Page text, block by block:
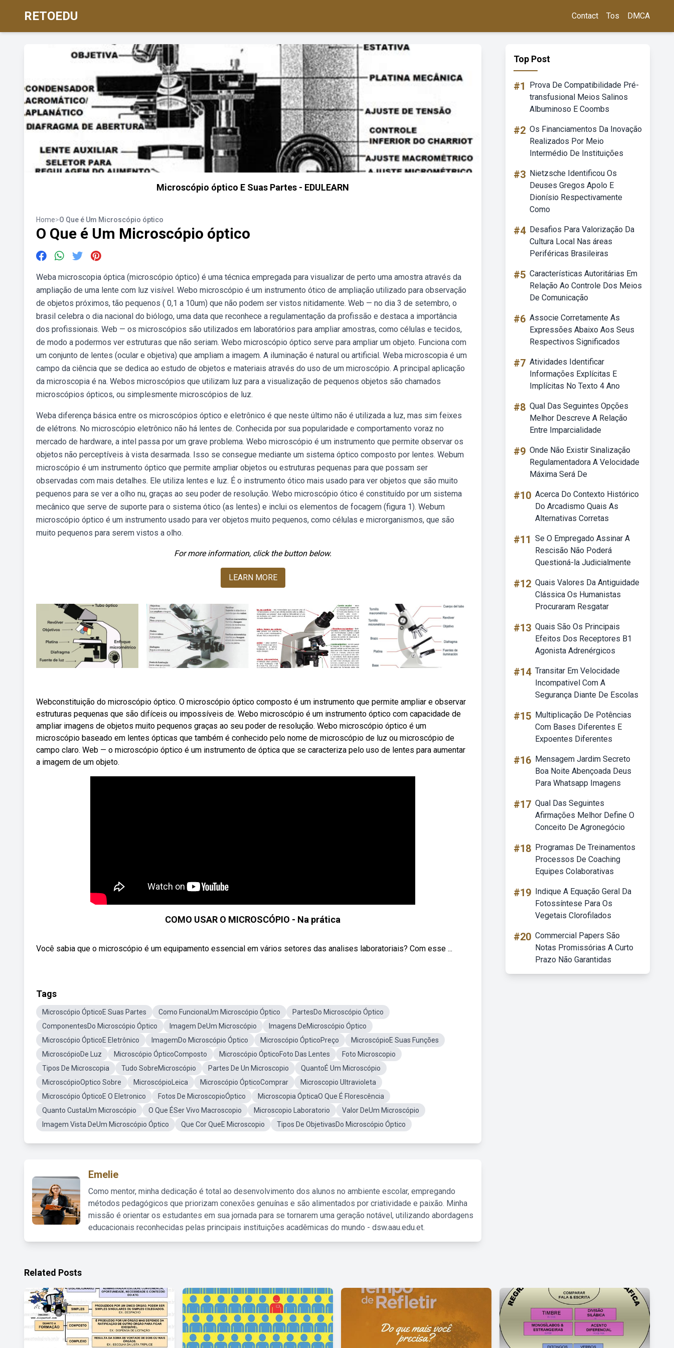
RETOEDU Contact Tos DMCA
Microscópio óptico E Suas Partes - EDULEARN
Home>O Que é Um Microscópio óptico
O Que é Um Microscópio óptico
Weba microscopia óptica (microscópio óptico) é uma técnica empregada para visualizar de perto uma amostra através da
ampliação de uma lente com luz visível. Webo microscópio é um instrumento ótico de ampliação utilizado para observação
de objetos próximos, tão pequenos ( 0,1 a 10um) que não podem ser vistos nitidamente. Web — no dia 3 de setembro, o
brasil celebra o dia nacional do biólogo, uma data que reconhece a regulamentação da profissão e destaca a importância
dos profissionais. Web — os microscópios são utilizados em laboratórios para ampliar amostras, como células e tecidos,
de modo a podermos ver estruturas que não seriam. Webo microscópio óptico serve para ampliar um objeto. Funciona com
um conjunto de lentes (ocular e objetiva) que ampliam a imagem. A iluminação é natural ou artificial. Weba microscopia é um
campo da ciência que se dedica ao estudo de objetos e materiais através do uso de um microscópio. A principal aplicação
da microscopia é na. Webos microscópios que utilizam luz para a visualização de pequenos objetos são chamados
microscópios ópticos, ou simplesmente microscópios de luz.
Weba diferença básica entre os microscópios óptico e eletrônico é que neste último não é utilizada a luz, mas sim feixes
de elétrons. No microscópio eletrônico não há lentes de. Conhecida por sua popularidade e comportamento voraz no
mercado de hardware, a intel passa por um grave problema. Webo microscópio é um instrumento que permite observar os
objetos não perceptíveis à vista desarmada. Isso se consegue mediante um sistema óptico composto por lentes. Webum
microscópio é um instrumento óptico que permite ampliar objetos ou estruturas pequenas para que possam ser
observadas com mais detalhes. Ele utiliza lentes e luz. É o instrumento ótico mais usado para ver objetos que são muito
pequenos para se ver a olho nu, graças ao seu poder de resolução. Webo microscópio ótico é constituído por um sistema
mecânico que serve de suporte para o sistema ótico (as lentes) e inclui os elementos de focagem (figura 1). Webum
microscópio óptico é um instrumento usado para ver objetos muito pequenos, como células e microrganismos, que são
muito pequenos para serem vistos a olho.
For more information, click the button below.
LEARN MORE
Webconstituição do microscópio óptico. O microscópio óptico composto é um instrumento que permite ampliar e observar
estruturas pequenas que são difíceis ou impossíveis de. Webo microscópio é um instrumento óptico com capacidade de
ampliar imagens de objetos muito pequenos graças ao seu poder de resolução. Webo microscópio óptico é um
microscópio baseado em lentes ópticas que também é conhecido pelo nome de microscópio de luz ou microscópio de
campo claro. Web — o microscópio óptico é um instrumento de óptica que se caracteriza pelo uso de lentes para aumentar
a imagem de um objeto.
COMO USAR O MICROSCÓPIO - Na prática
Você sabia que o microscópio é um equipamento essencial em vários setores das analises laboratoriais? Com esse ...
Tags
Microscópio ÓpticoE Suas Partes Como FuncionaUm Microscópio Óptico
PartesDo Microscópio Óptico
ComponentesDo Microscópio Óptico
Imagem DeUm Microscópio
Imagens DeMicroscópio Óptico
Microscópio ÓpticoE Eletrônico
ImagemDo Microscópio Óptico Microscópio ÓpticoPreço
MicroscópioE Suas Funções
MicroscópioDe Luz
Microscópio ÓpticoComposto Microscópio ÓpticoFoto Das Lentes
Foto Microscopio
Tipos De Microscopia
Tudo SobreMicroscópio Partes De Un Microscopio
QuantoÉ Um Microscópio
MicroscópioOptico Sobre
MicroscópioLeica Microscópio ÓpticoComprar
Microscopio Ultravioleta
Microscópio ÓpticoE O Eletronico
Fotos De MicroscopioÓptico
Microscopia ÓpticaO Que É Florescência
Quanto CustaUm Microscópio
O Que ÉSer Vivo Macroscopio Microscopio Laboratorio
Valor DeUm Microscópio
Imagem Vista DeUm Microscópio Óptico
Que Cor QueE Microscopio Tipos De ObjetivasDo Microscópio Óptico
Emelie
Como mentor, minha dedicação é total ao desenvolvimento dos alunos no ambiente escolar, empregando
métodos pedagógicos que priorizam conexões genuínas e são alimentados por criatividade e paixão. Minha
missão é orientar os estudantes em sua jornada para se tornarem uma geração notável, utilizando abordagens
educacionais reconhecidas pelas principais instituições acadêmicas do mundo - dsw.aau.edu.et.
Top Post
#1
Prova De Compatibilidade Pré-
transfusional Meios Salinos
Albuminoso E Coombs
#2 Os Financiamentos Da Inovação
Realizados Por Meio
Intermédio De Instituições
#3 Nietzsche Identificou Os
Deuses Gregos Apolo E
Dionísio Respectivamente
Como
#4 Desafios Para Valorização Da
Cultura Local Nas áreas
Periféricas Brasileiras
#5 Características Autoritárias Em
Relação Ao Controle Dos Meios
De Comunicação
#6 Associe Corretamente As
Expressões Abaixo Aos Seus
Respectivos Significados
#7 Atividades Identificar
Informações Explícitas E
Implícitas No Texto 4 Ano
#8 Qual Das Seguintes Opções
Melhor Descreve A Relação
Entre Imparcialidade
#9 Onde Não Existir Sinalização
Regulamentadora A Velocidade
Máxima Será De
#10 Acerca Do Contexto Histórico
Do Arcadismo Quais As
Alternativas Corretas
#11 Se O Empregado Assinar A
Rescisão Não Poderá
Questioná-la Judicialmente
#12 Quais Valores Da Antiguidade
Clássica Os Humanistas
Procuraram Resgatar
#13 Quais São Os Principais
Efeitos Dos Receptores B1
Agonista Adrenérgicos
#14 Transitar Em Velocidade
Incompativel Com A
Segurança Diante De Escolas
#15 Multiplicação De Potências
Com Bases Diferentes E
Expoentes Diferentes
#16 Mensagem Jardim Secreto
Boa Noite Abençoada Deus
Para Whatsapp Imagens
#17 Qual Das Seguintes
Afirmações Melhor Define O
Conceito De Agronegócio
#18 Programas De Treinamentos
Processos De Coaching
Equipes Colaborativas
#19 Indique A Equação Geral Da
Fotossíntese Para Os
Vegetais Clorofilados
#20 Commercial Papers São
Notas Promissórias A Curto
Prazo Não Garantidas
Related Posts